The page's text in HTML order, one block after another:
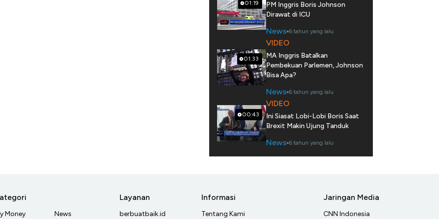
01:19
PM Inggris Boris Johnson
Dirawat di ICU
News 6 tahun yang lalu
01:33
VIDEO
MA Inggris Batalkan
Pembekuan Parlemen, Johnson
Bisa Apa?
News 6 tahun yang lalu
00:43
VIDEO
Ini Siasat Lobi-Lobi Boris Saat
Brexit Makin Ujung Tanduk
News 6 tahun yang lalu
Money News
Layanan
berbuatbaik.id
Informasi
Tentang Kami
Jaringan Media
CNN Indonesia